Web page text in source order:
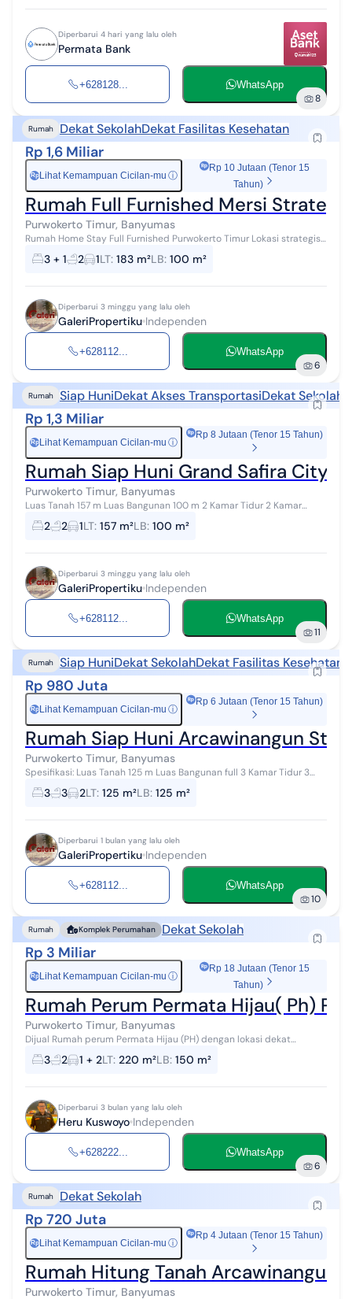
Diperbarui 4 hari yang lalu oleh
Permata Bank
+628128... WhatsApp
8
Rumah Dekat SekolahDekat Fasilitas Kesehatan
Rp 1,6 Miliar
Rp Lihat Kemampuan Cicilan-mu ⓘ
Rp 10 Jutaan (Tenor 15
Tahun)
Rumah Full Furnished Mersi
Purwokerto Timur, Banyumas
Rumah Home Stay Full Furnished Purwokerto Timur Lokasi strategis
5 menit Kedokteran Unsoed, Rs Margono dan UMP Dekat pusat kota
Purwokerto Spesi...
3 + 1 2 1LT: 183 m²LB: 100 m²
Diperbarui 3 minggu yang lalu oleh
GaleriPropertiku Independen
+628112... WhatsApp
6
Rumah Siap HuniDekat Akses TransportasiDekat Sekolah
Rp 1,3 Miliar
Rp Lihat Kemampuan Cicilan-mu ⓘ
Rp 8 Jutaan (Tenor 15 Tahun)
Rumah Siap Huni Grand Safira City
Purwokerto Timur, Banyumas
Luas Tanah 157 m Luas Bangunan 100 m 2 Kamar Tidur 2 Kamar
Mandi Listrik 2200 w Sumur Bor Carport Bonus Furniture Lokasi
rumah nyaman , tenang, ...
2 2 1LT: 157 m²LB: 100 m²
Diperbarui 3 minggu yang lalu oleh
GaleriPropertiku Independen
+628112... WhatsApp
11
Rumah Siap HuniDekat SekolahDekat Fasilitas Kesehatan
Rp 980 Juta
Rp Lihat Kemampuan Cicilan-mu ⓘ
Rp 6 Jutaan (Tenor 15 Tahun)
Rumah Siap Huni Arcawinangun
Purwokerto Timur, Banyumas
Spesifikasi: Luas Tanah 125 m Luas Bangunan full 3 Kamar Tidur 3
Kamar Mandi Listrik 5500watt Ruang Tamu Ruang Studio Lokasi
rumah strategis dek...
3 3 2LT: 125 m²LB: 125 m²
Diperbarui 1 bulan yang lalu oleh
GaleriPropertiku Independen
+628112... WhatsApp
10
Rumah Komplek Perumahan Dekat Sekolah
Rp 3 Miliar
Rp Lihat Kemampuan Cicilan-mu ⓘ
Rp 18 Jutaan (Tenor 15
Tahun)
Rumah Perum Permata Hijau( Ph)
Purwokerto Timur, Banyumas
Dijual Rumah perum Permata Hijau (PH) dengan lokasi dekat
berbagai fasilitas umum : RS Elizabeth RS Wijayakusuma RS Bedah
Jatwin Hotel JA-HE Hotel...
3 2 1 + 2LT: 220 m²LB: 150 m²
Diperbarui 3 bulan yang lalu oleh
Heru Kuswoyo Independen
+628222... WhatsApp
6
Rumah Dekat Sekolah
Rp 720 Juta
Rp Lihat Kemampuan Cicilan-mu ⓘ
Rp 4 Jutaan (Tenor 15 Tahun)
Rumah Hitung Tanah Arcawinangun
Purwokerto Timur, Banyumas